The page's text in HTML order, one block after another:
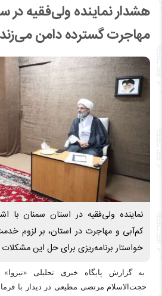
هشدار نماینده ولی‌فقیه در
مهاجرت گسترده دامن می‌زند
نماینده ولی‌فقیه در استان سمنان با
کم‌آبی و مهاجرت در استان، بر لزوم
خواستار برنامه‌ریزی برای حل این
به گزارش پایگاه خبری تحلیلی
حجت‌الاسلام مرتضی مطیعی در دیدار با